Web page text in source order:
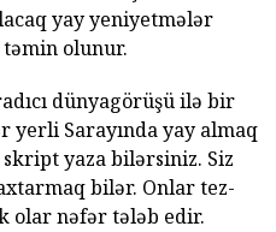
yay yeniyetmələr
olunur.
dünyagörüşü ilə bir
yerli Sarayında yay almaq
yaza bilərsiniz. Siz
bilər. Onlar tez-
olar nəfər tələb edir.